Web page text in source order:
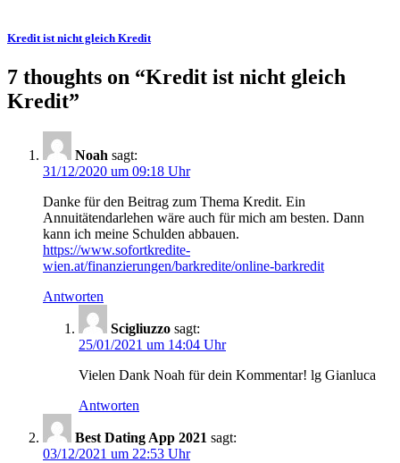
Kredit ist nicht gleich Kredit
7 thoughts on “Kredit ist nicht gleich
Kredit”
Noah sagt:
31/12/2020 um 09:18 Uhr
Danke für den Beitrag zum Thema Kredit. Ein
Annuitätendarlehen wäre auch für mich am besten. Dann
kann ich meine Schulden abbauen.
https://www.sofortkredite-
wien.at/finanzierungen/barkredite/online-barkredit
Antworten
Scigliuzzo sagt:
25/01/2021 um 14:04 Uhr
Vielen Dank Noah für dein Kommentar! lg Gianluca
Antworten
Best Dating App 2021 sagt:
03/12/2021 um 22:53 Uhr